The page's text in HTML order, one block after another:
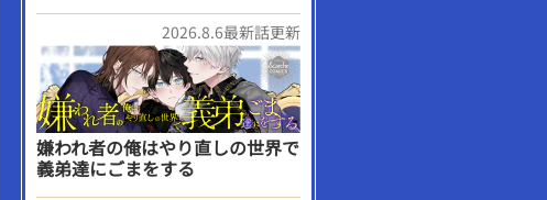
2026.8.6最新話更新
嫌われ者の俺はやり直しの世界で
義弟達にごまをする